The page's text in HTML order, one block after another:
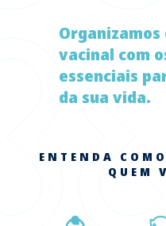
vacinal com
essenciais
da sua vida.
ENTENDA
QUEM